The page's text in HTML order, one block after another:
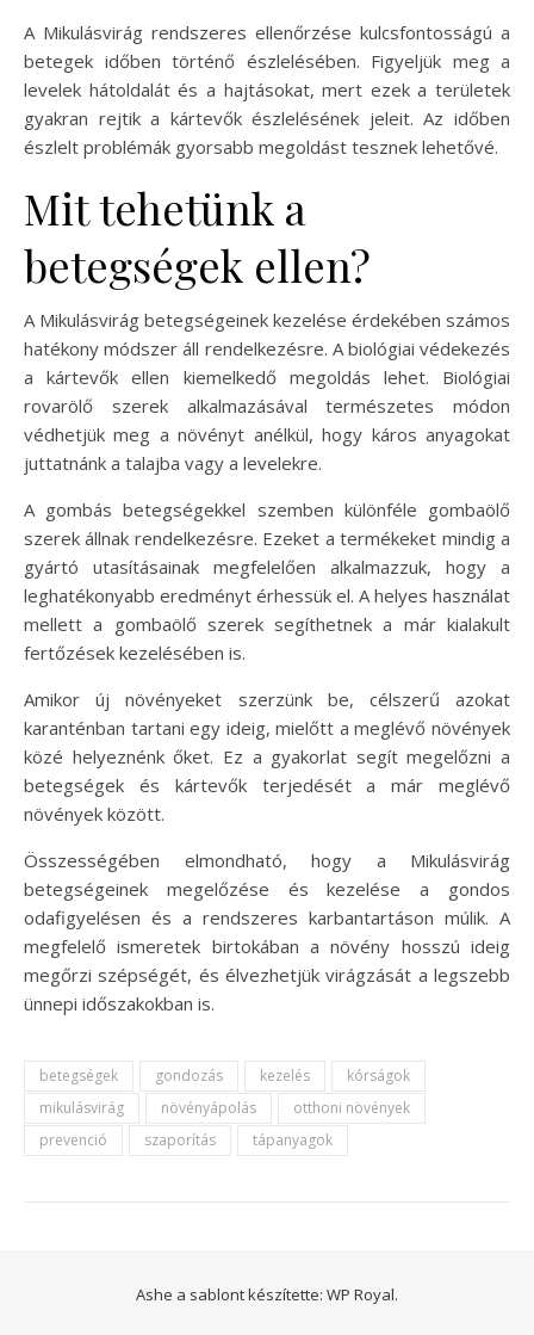
A Mikulásvirág rendszeres ellenőrzése kulcsfontosságú a
betegek időben történő észlelésében. Figyeljük meg a
levelek hátoldalát és a hajtásokat, mert ezek a területek
gyakran rejtik a kártevők észlelésének jeleit. Az időben
észlelt problémák gyorsabb megoldást tesznek lehetővé.
Mit tehetünk a
betegségek ellen?
A Mikulásvirág betegségeinek kezelése érdekében számos
hatékony módszer áll rendelkezésre. A biológiai védekezés
a kártevők ellen kiemelkedő megoldás lehet. Biológiai
rovarölő szerek alkalmazásával természetes módon
védhetjük meg a növényt anélkül, hogy káros anyagokat
juttatnánk a talajba vagy a levelekre.
A gombás betegségekkel szemben különféle gombaölő
szerek állnak rendelkezésre. Ezeket a termékeket mindig a
gyártó utasításainak megfelelően alkalmazzuk, hogy a
leghatékonyabb eredményt érhessük el. A helyes használat
mellett a gombaölő szerek segíthetnek a már kialakult
fertőzések kezelésében is.
Amikor új növényeket szerzünk be, célszerű azokat
karanténban tartani egy ideig, mielőtt a meglévő növények
közé helyeznénk őket. Ez a gyakorlat segít megelőzni a
betegségek és kártevők terjedését a már meglévő
növények között.
Összességében elmondható, hogy a Mikulásvirág
betegségeinek megelőzése és kezelése a gondos
odafigyelésen és a rendszeres karbantartáson múlik. A
megfelelő ismeretek birtokában a növény hosszú ideig
megőrzi szépségét, és élvezhetjük virágzását a legszebb
ünnepi időszakokban is.
betegségek gondozás kezelés
kórságok
mikulásvirág
növényápolás
otthoni növények
prevenció
szaporítás tápanyagok
Ashe a sablont készítette: WP Royal.